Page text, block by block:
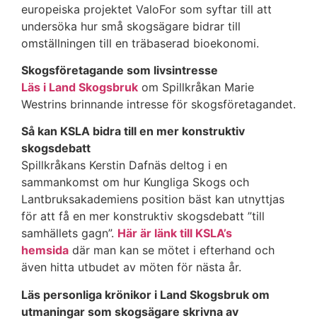
europeiska projektet ValoFor som syftar till att
undersöka hur små skogsägare bidrar till
omställningen till en träbaserad bioekonomi.
Skogsföretagande som livsintresse​
Läs i Land Skogsbruk om Spillkråkan Marie
Westrins brinnande intresse för skogsföretagandet.
Så kan KSLA bidra till en mer konstruktiv
skogsdebatt
Spillkråkans Kerstin Dafnäs deltog i en
sammankomst om hur Kungliga Skogs och
Lantbruksakademiens position bäst kan utnyttjas
för att få en mer konstruktiv skogsdebatt ”till
samhällets gagn”. Här är länk till KSLA’s
hemsida där man kan se mötet i efterhand och
även hitta utbudet av möten för nästa år.
Läs personliga krönikor i Land Skogsbruk om
utmaningar som skogsägare skrivna av